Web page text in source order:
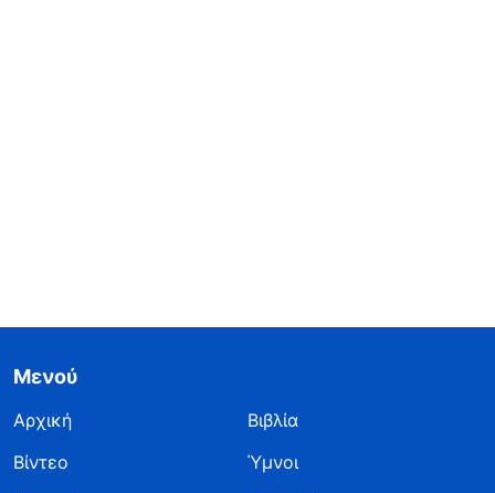
Μενού
Αρχική
Βιβλία
Βίντεο
Ύμνοι